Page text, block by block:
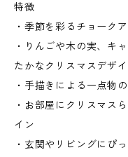
特徴
・季節を彩るチョーク
・りんごや木の実、キ
たかなクリスマスデザ
・手描きによる一点物
・お部屋にクリスマス
イン
・玄関やリビングにぴ